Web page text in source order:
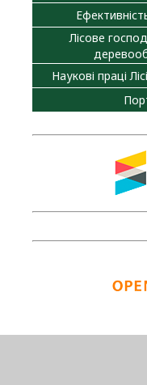
Лісове
Наукові праці